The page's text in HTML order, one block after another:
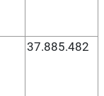
37.885.482